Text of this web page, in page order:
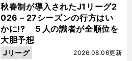
秋春制が導入されたJ1リーグ2
026－27シーズンの行方はい
かに!? ５人の識者が全順位を
大胆予想
2026.08.06更新
Jリーグ